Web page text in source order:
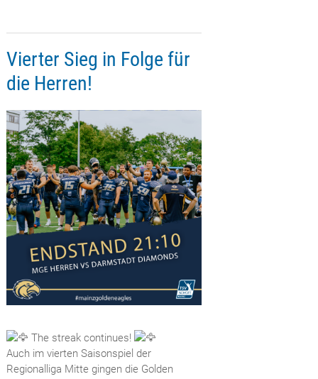
Vierter Sieg in Folge für
die Herren!
The streak continues!
Auch im vierten Saisonspiel der
Regionalliga Mitte gingen die Golden